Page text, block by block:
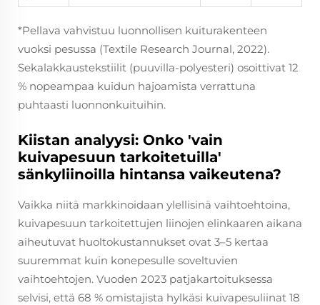
*Pellava vahvistuu luonnollisen kuiturakenteen
vuoksi pesussa (Textile Research Journal, 2022).
Sekalakkaustekstiilit (puuvilla-polyesteri) osoittivat 12
% nopeampaa kuidun hajoamista verrattuna
puhtaasti luonnonkuituihin.
Kiistan analyysi: Onko 'vain
kuivapesuun tarkoitetuilla'
sänkyliinoilla hintansa vaikeutena?
Vaikka niitä markkinoidaan ylellisinä vaihtoehtoina,
kuivapesuun tarkoitettujen liinojen elinkaaren aikana
aiheutuvat huoltokustannukset ovat 3–5 kertaa
suuremmat kuin konepesulle soveltuvien
vaihtoehtojen. Vuoden 2023 patjakartoituksessa
selvisi, että 68 % omistajista hylkäsi kuivapesuliinat 18